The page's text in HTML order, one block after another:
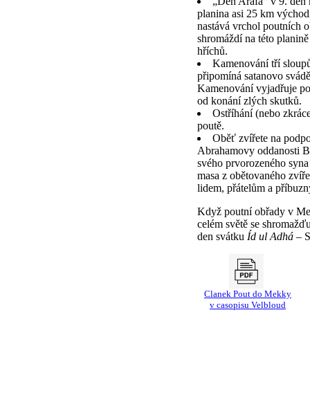
planina asi 25 km
nastává vrchol poutních
shromáždí na této
hříchů.
Kamenování tří
připomíná satanovo
Kamenování vyjadřuje
od konání zlých skutků.
Ostříhání (nebo
poutě.
Oběť zvířete na
Abrahamovy oddanosti
svého prvorozeného
masa z obětovaného
lidem, přátelům a
Když poutní obřady v
celém světě se
den svátku Íd ul Adhá–
Clanek Pout do Mekky
v casopisu Velbloud